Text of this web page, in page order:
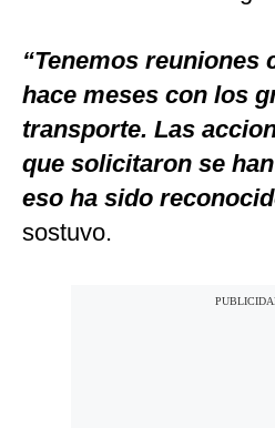
“Tenemos reuniones
hace meses con los
transporte. Las
que solicitaron se
eso ha sido
sostuvo.